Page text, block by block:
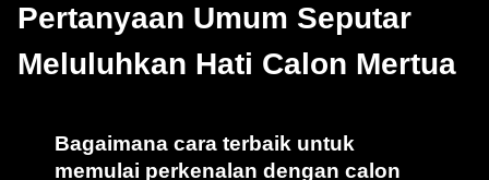
Pertanyaan Umum Seputar
Meluluhkan Hati Calon Mertua
Bagaimana cara terbaik untuk
memulai perkenalan dengan calon